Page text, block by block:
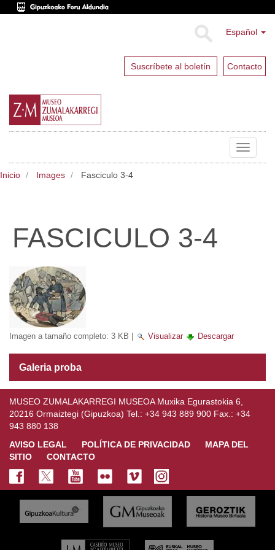
Español
Suscríbete al boletín Contacto
Toggle
Inicio Images Fasciculo 3-4
FASCICULO 3-4
Imagen a tamaño completo: 3 KB Visualizar Descargar
Galeria proba
MUSEO ZUMALAKARREGI MUSEOA Muxika Egurastokia 6,
20216 Ormaiztegi (Gipuzkoa) Tel.: +34 943 889 900 Fax.: +34
943 880 138
AVISO LEGAL
POLÍTICA DE PRIVACIDAD
MAPA DEL
SITIO
CONTACTO